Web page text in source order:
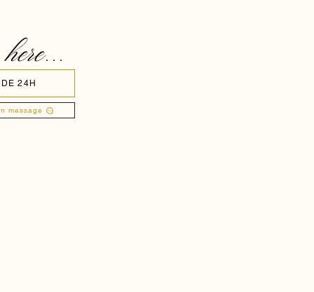
message
24H